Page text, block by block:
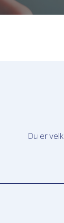
Du er